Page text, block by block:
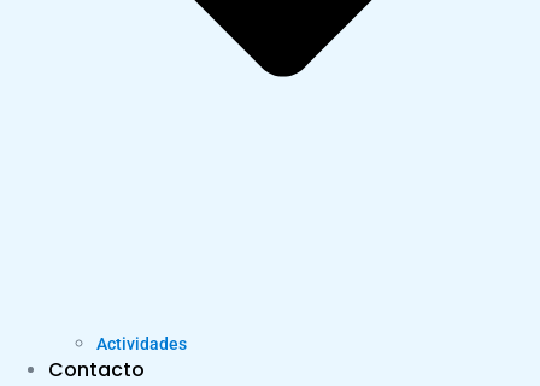
Actividades
Contacto